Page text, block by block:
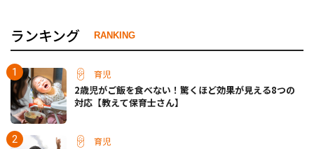
ランキング RANKING
育児
2歳児がご飯を食べない！驚くほど効果が見える8つの
対応【教えて保育士さん】
育児